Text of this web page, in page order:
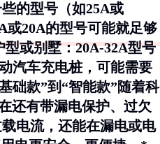
的型号（如25A或
或20A的型号可能就足够
型或别墅：20A-32A型号
汽车充电桩，可能需要
础款”到“智能款”随着科
还有带漏电保护、过欠
电流，还能在漏电或电